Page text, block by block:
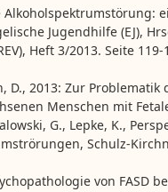
Alkoholspektrumstörung:
Jugendhilfe (EJ),
Heft 3/2013. Seite
D., 2013: Zur
Menschen mit
G., Lepke, K.,
Schulz-
von FASD